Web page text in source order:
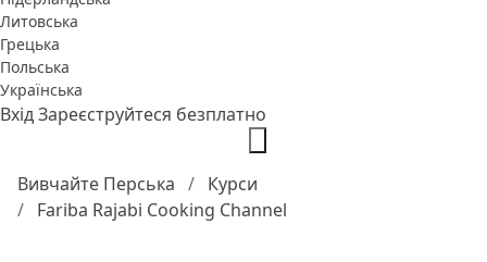
Литовська
Грецька
Польська
Українська
ВхідЗареєструйтеся безплатно
Вивчайте Перська
Курси
Fariba Rajabi Cooking Channel